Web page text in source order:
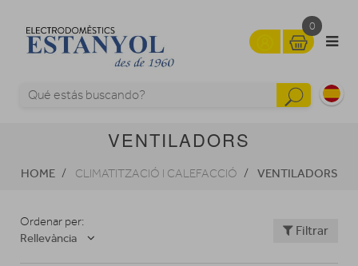
0
VENTILADORS
HOME CLIMATITZACIÓ I CALEFACCIÓ VENTILADORS
Ordenar per:
Rellevància
Filtrar